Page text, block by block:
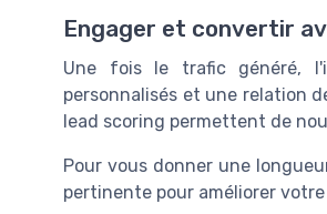
Engager et convertir
Une fois le trafic généré,
personnalisés et une relation
lead scoring permettent de
Pour vous donner une
pertinente pour améliorer